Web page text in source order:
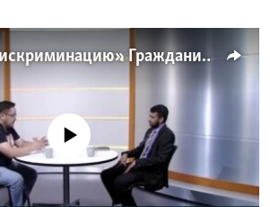
«Чувствуем дискриминацию». Гражданин Пакистана рассказал о жизни в Бишкеке
source currently available